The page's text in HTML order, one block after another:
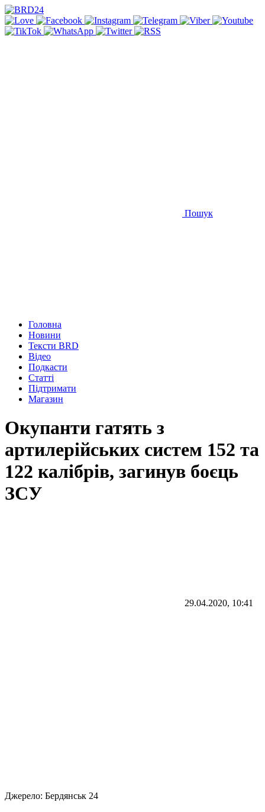
Пошук
Головна
Новини
Тексти BRD
Відео
Подкасти
Статті
Підтримати
Магазин
Окупанти гатять з
артилерійських систем 152 та
122 калібрів, загинув боєць
ЗСУ
29.04.2020, 10:41
Джерело: Бердянськ 24